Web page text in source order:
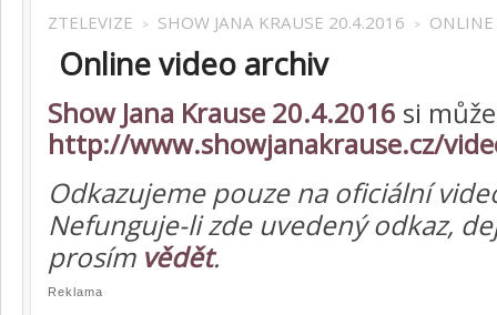
ZTELEVIZE > SHOW JANA KRAUSE 20.4.2016 > ONLINE
Online video archiv
Show Jana Krause 20.4.2016 si
http://www.showjanakrause.cz/
Odkazujeme pouze na oficiální
Nefunguje-li zde uvedený odkaz,
prosím vědět.
Reklama